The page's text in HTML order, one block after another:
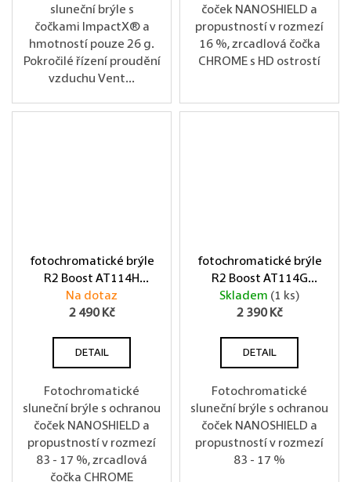
sluneční brýle s
čočkami ImpactX® a
hmotností pouze 26 g.
Pokročilé řízení proudění
vzduchu Vent...
čoček NANOSHIELD a
propustností v rozmezí
16 %, zrcadlová čočka
CHROME s HD ostrostí
fotochromatické brýle
R2 Boost AT114H
matná bílá
Na dotaz
2 490 Kč
DETAIL
Fotochromatické
sluneční brýle s ochranou
čoček NANOSHIELD a
propustností v rozmezí
83 - 17 %, zrcadlová
čočka CHROME
fotochromatické brýle
R2 Boost AT114G
matná černá
Skladem (1 ks)
2 390 Kč
DETAIL
Fotochromatické
sluneční brýle s ochranou
čoček NANOSHIELD a
propustností v rozmezí
83 - 17 %